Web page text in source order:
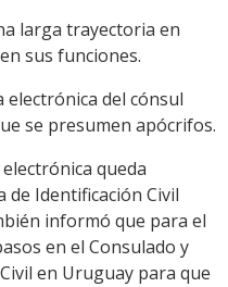
larga trayectoria en
sus funciones.
electrónica del cónsul
se presumen apócrifos.
queda
de Identificación Civil
informó que para el
en el Consulado y
en Uruguay para que